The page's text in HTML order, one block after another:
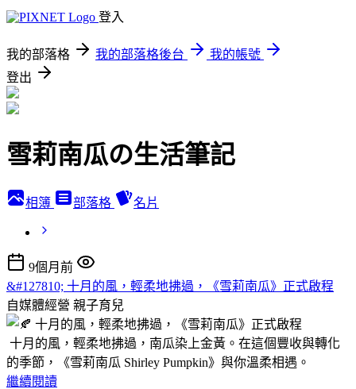
登入
我的部落格 我的部落格後台
我的帳號
登出
雪莉南瓜の生活筆記
相簿 部落格 名片
9個月前
&#127810; 十月的風，輕柔地拂過，《雪莉南瓜》正式啟程
自媒體經營 親子育兒
十月的風，輕柔地拂過，南瓜染上金黃。在這個豐收與轉化
的季節，《雪莉南瓜 Shirley Pumpkin》與你溫柔相遇。
繼續閱讀